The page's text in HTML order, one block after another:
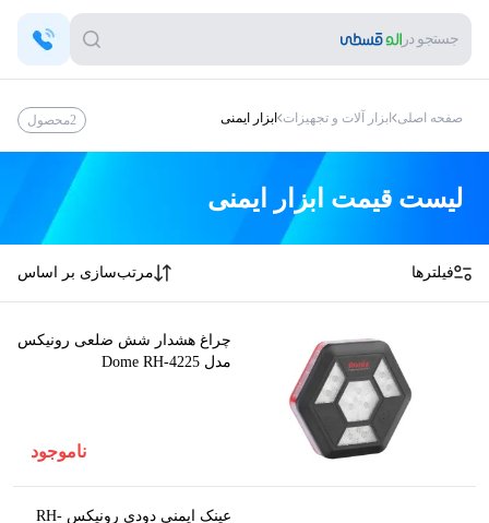
جستجو در
صفحه اصلی ابزار آلات و تجهیزات ابزار ایمنی 2محصول
لیست قیمت ابزار ایمنی
فیلترها مرتب‌سازی بر اساس
چراغ هشدار شش ضلعی رونیکس
مدل Dome RH-4225
ناموجود
عینک ایمنی دودی رونیکس RH-